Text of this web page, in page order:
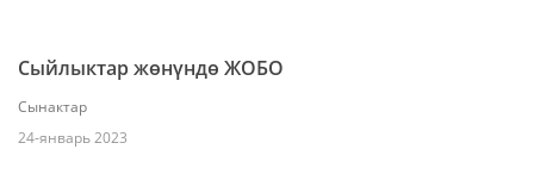
Cыйлыктар жөнүндө ЖОБО
Сынактар
24-январь 2023